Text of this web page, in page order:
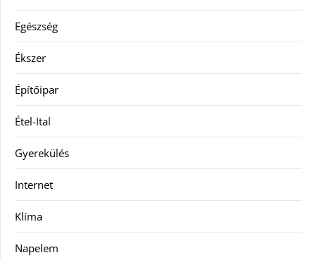
Egészség
Ékszer
Építőipar
Étel-Ital
Gyerekülés
Internet
Klíma
Napelem